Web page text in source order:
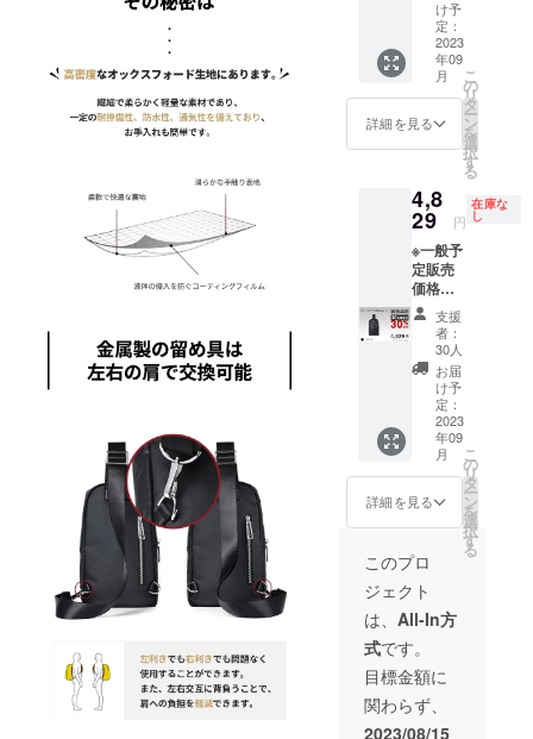
（日本
国内限
定） ※1
セット
内容
「Card
Kolin」
ボディ
バッグ
け予
定：
2023
年09
月
詳細を見る
こ
の
リ
タ
ー
ン
を
選
択
す
る
4,8
29 円
在庫な
し
※一般予
定販売
価格：
￥6,899
円 ※税
込・送
料無料
（日本
国内限
定） ※1
セット
内容
「Card
Kolin」
ボディ
バッグ
×1
支援
者：
30人
お届
け予
定：
2023
年09
月
詳細を見る
こ
の
リ
タ
ー
ン
を
選
択
す
る
このプロ
ジェクト
は、 All-In方
式です。
目標金額に
関わらず、
2023/08/15